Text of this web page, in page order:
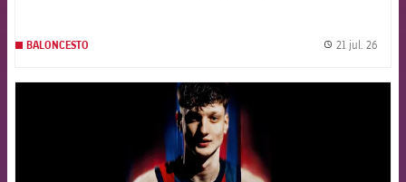
BALONCESTO 21 jul. 26
FCB Barcelona badge